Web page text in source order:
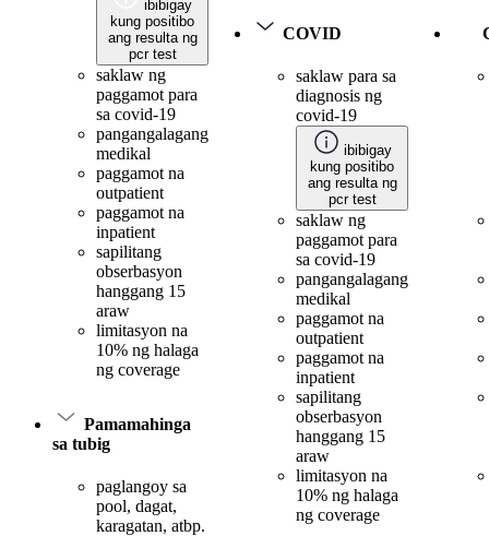
ibibigay
kung positibo
ang resulta ng
pcr test
saklaw ng
paggamot para
sa covid-19
pangangalagang
medikal
paggamot na
outpatient
paggamot na
inpatient
sapilitang
obserbasyon
hanggang 15
araw
limitasyon na
10% ng halaga
ng coverage
Pamamahinga
sa tubig
paglangoy sa
pool, dagat,
karagatan, atbp.
COVID
saklaw para sa
diagnosis ng
covid-19
ibibigay
kung positibo
ang resulta ng
pcr test
saklaw ng
paggamot para
sa covid-19
pangangalagang
medikal
paggamot na
outpatient
paggamot na
inpatient
sapilitang
obserbasyon
hanggang 15
araw
limitasyon na
10% ng halaga
ng coverage